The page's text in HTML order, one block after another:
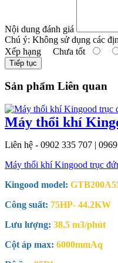
Nội dung đánh giá
Chú ý: Không sử dụng các
Xếp hạng Chưa tốt
Tiếp tục
Sản phẩm Liên quan
Máy thổi khí
Liên hệ - 0902 335 707 |
Máy thổi khí Kingood trục
Kingood model:
Công suất: 75HP- 44.2KW
Lưu lượng: 38,5 m3/phút
Cột áp max: 6000mmAq